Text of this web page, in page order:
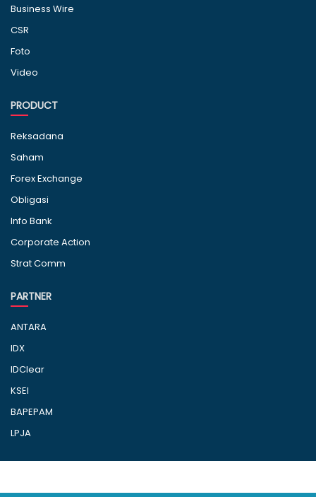
Business Wire
CSR
Foto
Video
PRODUCT
Reksadana
Saham
Forex Exchange
Obligasi
Info Bank
Corporate Action
Strat Comm
PARTNER
ANTARA
IDX
IDClear
KSEI
BAPEPAM
LPJA